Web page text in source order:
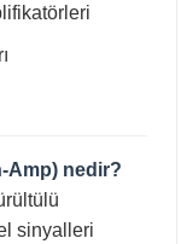
Amp) nedir?
sinyalleri